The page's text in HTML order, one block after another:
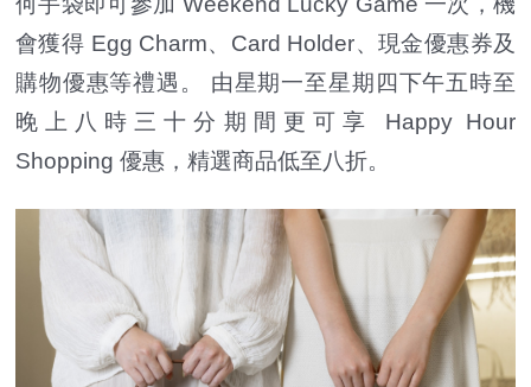
會獲得 Egg Charm、Card Holder、現金優惠券及
購物優惠等禮遇。 由星期一至星期四下午五時至
晚上八時三十分期間更可享 Happy Hour
Shopping 優惠，精選商品低至八折。